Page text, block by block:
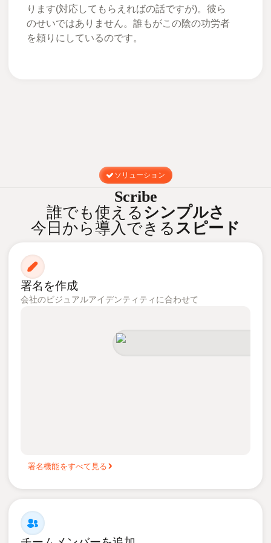
ります(対応してもらえればの話ですが)。彼ら
のせいではありません。誰もがこの陰の功労者
を頼りにしているのです。
ソリューション
Scribe
誰でも使える シンプルさ
今日から導入できるスピード
署名を作成
会社のビジュアルアイデンティティに合わせて
署名機能をすべて見る